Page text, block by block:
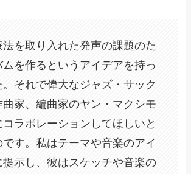
を取り入れた発声の課題のた
を作るというアイデアを持っ
それで偉大なジャズ・サック
曲家、編曲家のヤン・マクシモ
コラボレーションしてほしいと
す。私はテーマや音楽のアイ
提示し、彼はスケッチや音楽の